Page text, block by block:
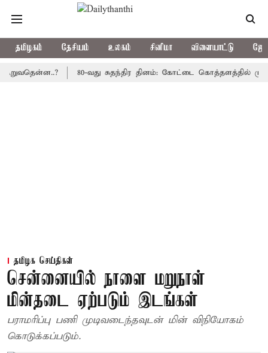
தமிழகம் தேசியம் உலகம் சினிமா விளையாட்டு
80-வது சுதந்திர தினம்: கோட்டை கொத்தளத்தில் முதல்
தமிழக செய்திகள்
சென்னையில் நாளை மறுநாள்
மின்தடை ஏற்படும் இடங்கள்
பராமரிப்பு பணி முடிவடைந்தவுடன் மின் விநியோகம்
கொடுக்கப்படும்.